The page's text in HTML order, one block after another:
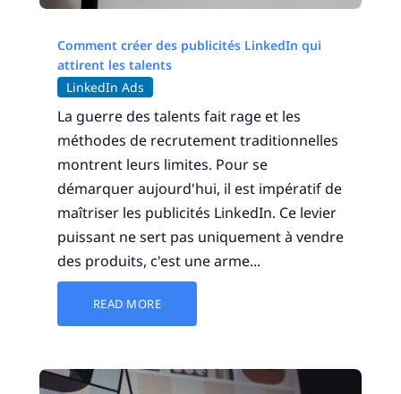
Comment créer des publicités LinkedIn qui
attirent les talents
LinkedIn Ads
La guerre des talents fait rage et les
méthodes de recrutement traditionnelles
montrent leurs limites. Pour se
démarquer aujourd'hui, il est impératif de
maîtriser les publicités LinkedIn. Ce levier
puissant ne sert pas uniquement à vendre
des produits, c'est une arme...
READ MORE